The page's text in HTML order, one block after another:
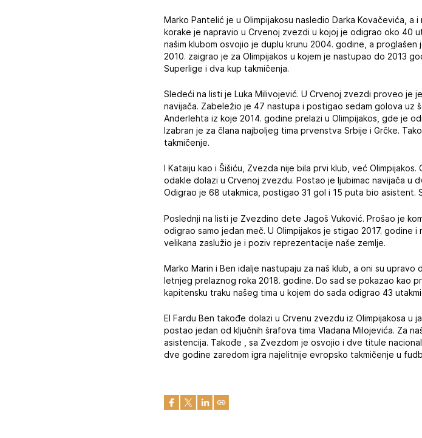
Marko Pantelić je u Olimpijakosu nasledio Darka Kovačevića,
korake je napravio u Crvenoj zvezdi u kojoj je odigrao oko 40
našim klubom osvojio je duplu krunu 2004. godine, a
2010. zaigrao je za Olimpijakos u kojem je nastupao do 2013
Superlige i dva kup takmičenja.
Sledeći na listi je Luka Milivojević. U Crvenoj zvezdi proveo je
navijača. Zabeležio je 47 nastupa i postigao sedam golova uz
Anderlehta iz koje 2014. godine prelazi u Olimpijakos, gde je
Izabran je za člana najboljeg tima prvenstva Srbije i Grčke.
takmičenje.
I Kataiju kao i Šišiću, Zvezda nije bila prvi klub, već
odakle dolazi u Crvenoj zvezdu. Postao je ljubimac navijača
Odigrao je 68 utakmica, postigao 31 gol i 15 puta bio asistent.
Poslednji na listi je Zvezdino dete Jagoš Vuković. Prošao je
odigrao samo jedan meč. U Olimpijakos je stigao 2017. godine
velikana zaslužio je i poziv reprezentacije naše zemlje.
Marko Marin i Ben idalje nastupaju za naš klub, a oni su
letnjeg prelaznog roka 2018. godine. Do sad se pokazao kao
kapitensku traku našeg tima u kojem do sada odigrao 43
El Fardu Ben takođe dolazi u Crvenu zvezdu iz Olimpijakosa u
postao jedan od ključnih šrafova tima Vladana Milojevića. Za
asistencija. Takođe , sa Zvezdom je osvojio i dve titule
dve godine zaredom igra najelitnije evropsko takmičenje u